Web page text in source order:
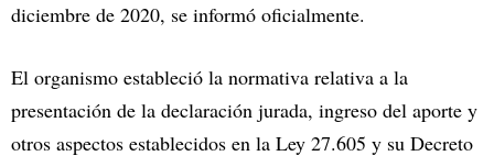
diciembre de 2020, se informó oficialmente.
El organismo estableció la normativa relativa a la
presentación de la declaración jurada, ingreso del aporte y
otros aspectos establecidos en la Ley 27.605 y su Decreto